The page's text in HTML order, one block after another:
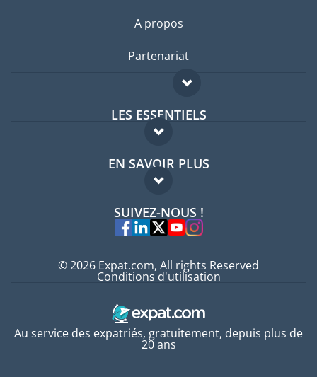
A propos
Partenariat
LES ESSENTIELS
Forum expatriés
Guides pays
EN SAVOIR PLUS
FAQ
Experts
SUIVEZ-NOUS !
Au service des expatriés, gratuitement, depuis plus de
20 ans
© 2026 Expat.com, All rights Reserved
Conditions d'utilisation